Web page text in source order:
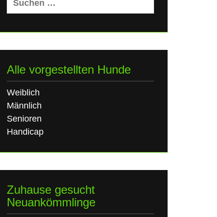
nach:
Alle vorgestellten Hunde
Weiblich
Männlich
Senioren
Handicap
Zuhause gesucht
Neuankömmlinge